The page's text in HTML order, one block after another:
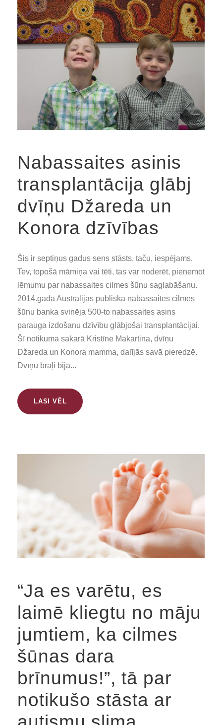
Nabassaites asinis
transplantācija glābj
dvīņu Džareda un
Konora dzīvības
Šis ir septiņus gadus sens stāsts, taču, iespējams,
Tev, topošā māmiņa vai tēti, tas var noderēt, pieņemot
lēmumu par nabassaites cilmes šūnu saglabāšanu.
2014.gadā Austrālijas publiskā nabassaites cilmes
šūnu banka svinēja 500-to nabassaites asins
parauga izdošanu dzīvību glābjošai transplantācijai.
Šī notikuma sakarā Kristīne Makartina, dvīņu
Džareda un Konora mamma, dalījās savā pieredzē.
Dvīņu brāļi bija...
LASI VĒL
“Ja es varētu, es
laimē kliegtu no māju
jumtiem, ka cilmes
šūnas dara
brīnumus!”, tā par
notikušo stāsta ar